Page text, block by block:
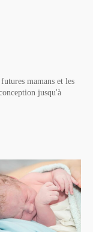
mamans et les
jusqu'à